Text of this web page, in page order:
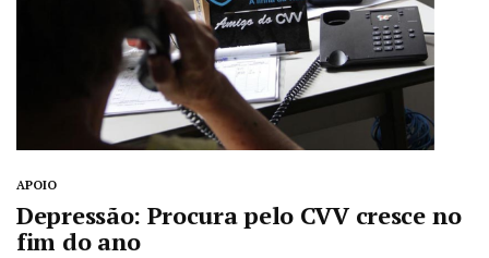
APOIO
Depressão: Procura pelo CVV cresce no
fim do ano